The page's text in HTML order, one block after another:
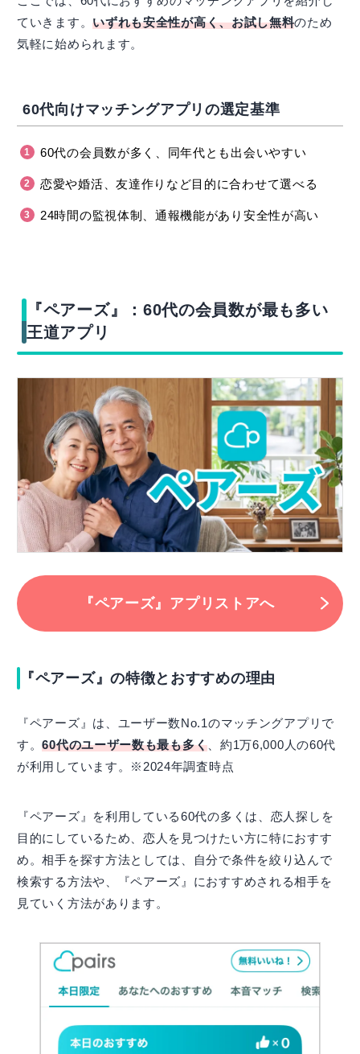
ていきます。いずれも安全性が高く、お試し無料のため
気軽に始められます。
60代向けマッチングアプリの選定基準
60代の会員数が多く、同年代とも出会いやすい
恋愛や婚活、友達作りなど目的に合わせて選べる
24時間の監視体制、通報機能があり安全性が高い
『ペアーズ』：60代の会員数が最も多い
王道アプリ
『ペアーズ』アプリストアへ
『ペアーズ』の特徴とおすすめの理由
『ペアーズ』は、ユーザー数No.1のマッチングアプリで
す。60代のユーザー数も最も多く 、約1万6,000人の60代
が利用しています。※2024年調査時点
『ペアーズ』を利用している60代の多くは、恋人探しを
目的にしているため、恋人を見つけたい方に特におすす
め。相手を探す方法としては、自分で条件を絞り込んで
検索する方法や、『ペアーズ』におすすめされる相手を
見ていく方法があります。